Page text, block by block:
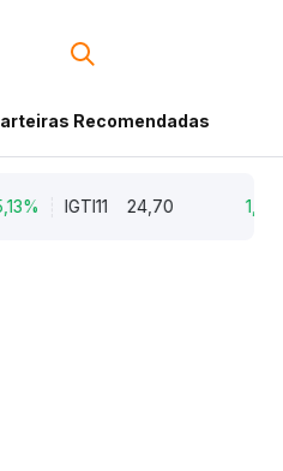
Recomendadas
IGTI11 24,70